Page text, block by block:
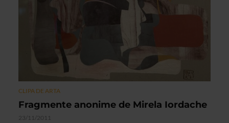
CLIPA DE ARTA
Fragmente anonime de Mirela Iordache
23/11/2011